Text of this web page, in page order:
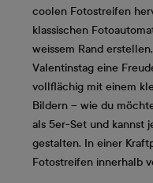
coolen Fotostreifen
klassischen
weissem Rand
Valentinstag eine
vollflächig mit einem
Bildern – wie du
als 5er-Set und kannst
gestalten. In einer
Fotostreifen innerhalb